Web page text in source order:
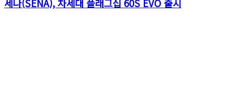
세나(SENA), 차세대 플래그십 60S EVO 출시